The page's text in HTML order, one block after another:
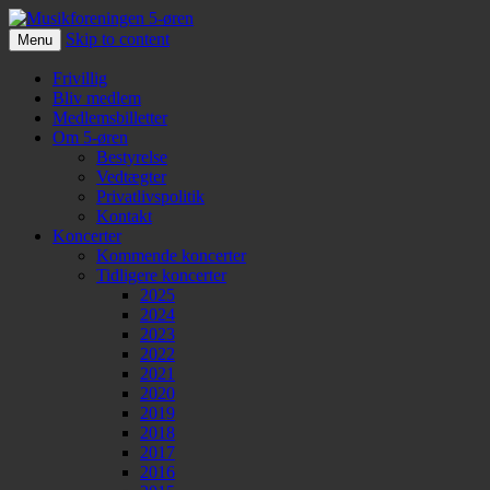
Musikforeningen 5-øren
Menu Skip to content
Frivillig
Bliv medlem
Medlemsbilletter
Om 5-øren
Bestyrelse
Vedtægter
Privatlivspolitik
Kontakt
Koncerter
Kommende koncerter
Tidligere koncerter
2025
2024
2023
2022
2021
2020
2019
2018
2017
2016